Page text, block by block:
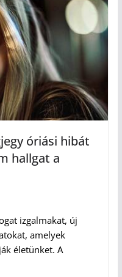
óriási hibát
hallgat a
izgalmakat, új
amelyek
életünket. A